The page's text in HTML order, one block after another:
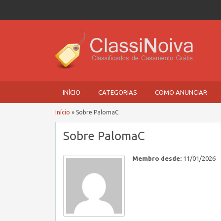
INÍCIO CATEGORIAS COMO ANUNCIAR
Início » Sobre PalomaC
Sobre PalomaC
Membro desde: 11/01/2026